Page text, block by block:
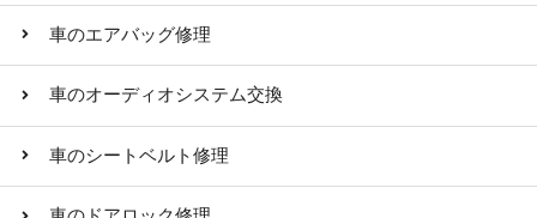
車のエアバッグ修理
車のオーディオシステム交換
車のシートベルト修理